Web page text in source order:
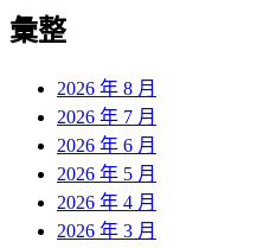
彙整
2026 年 8 月
2026 年 7 月
2026 年 6 月
2026 年 5 月
2026 年 4 月
2026 年 3 月